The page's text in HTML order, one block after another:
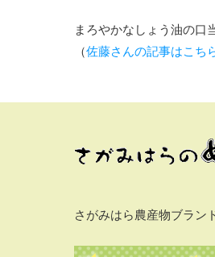
まろやかなしょう油の口
（佐藤さんの記事はこち
さがみはら農産物ブラン